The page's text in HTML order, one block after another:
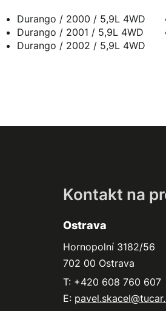
Durango / 2000 / 5,9L 4WD
Durango / 2001 / 5,9L 4WD
Durango / 2002 / 5,9L 4WD
Kontakt na
Ostrava
Hornopolní 3182/56
702 00 Ostrava
T: +420 608 760 607
E: